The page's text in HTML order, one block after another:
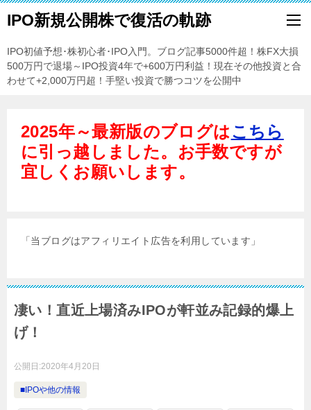
IPO新規公開株で復活の軌跡
IPO初値予想･株初心者･IPO入門。ブログ記事5000件超！株FX大損
500万円で退場～IPO投資4年で+600万円利益！現在その他投資と合
わせて+2,000万円超！手堅い投資で勝つコツを公開中
2025年～最新版のブログはこちら
に引っ越しました。お手数ですが
宜しくお願いします。
「当ブログはアフィリエイト広告を利用しています」
凄い！直近上場済みIPOが軒並み記録的爆上
げ！
公開日:2020年4月20日
■IPOや他の情報